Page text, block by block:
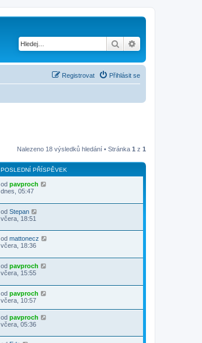
Hledat
Přihlásit se
Registrovat
Nalezeno 18 výsledků hledání • Stránka 1 z 1
POSLEDNÍ PŘÍSPĚVEK
od pavproch
dnes, 05:47
od Stepan
včera, 18:51
od mattonecz
včera, 18:36
od pavproch
včera, 15:55
od pavproch
včera, 10:57
od pavproch
včera, 05:36